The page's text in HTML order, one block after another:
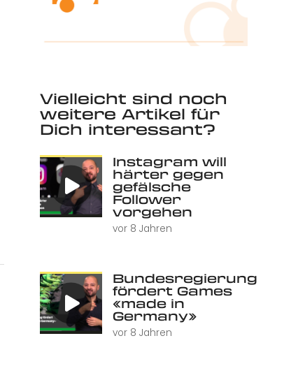
Vielleicht sind noch
weitere Artikel für
Dich interessant?
Instagram will
härter gegen
gefälsche
Follower
vorgehen
vor 8 Jahren
Bundesregierung
fördert Games
«made in
Germany»
vor 8 Jahren